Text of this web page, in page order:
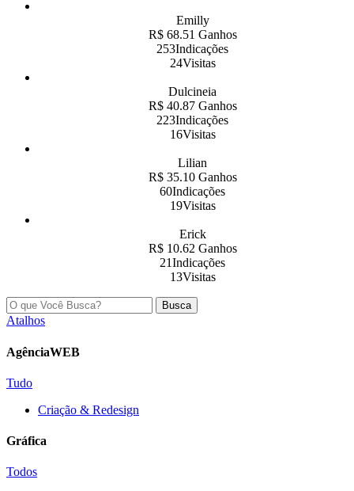
Emilly
R$ 68.51 Ganhos
253Indicações
24Visitas
Dulcineia
R$ 40.87 Ganhos
223Indicações
16Visitas
Lilian
R$ 35.10 Ganhos
60Indicações
19Visitas
Erick
R$ 10.62 Ganhos
21Indicações
13Visitas
Busca
Atalhos
AgênciaWEB
Tudo
Criação & Redesign
Gráfica
Todos